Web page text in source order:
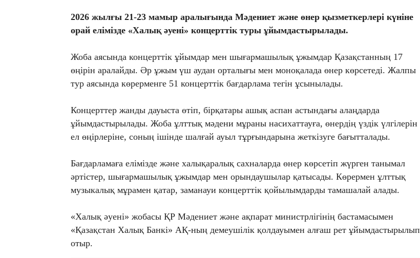
2026 жылғы 21-23 мамыр аралығында Мәдениет және өнер қызметкерлері күніне
орай елімізде «Халық әуені» концерттік туры ұйымдастырылады.
Жоба аясында концерттік ұйымдар мен шығармашылық ұжымдар Қазақстанның 17
өңірін аралайды. Әр ұжым үш аудан орталығы мен моноқалада өнер көрсетеді. Жалпы
тур аясында көрерменге 51 концерттік бағдарлама тегін ұсынылады.
Концерттер жанды дауыста өтіп, бірқатары ашық аспан астындағы алаңдарда
ұйымдастырылады. Жоба ұлттық мәдени мұраны насихаттауға, өнердің үздік үлгілерін
ел өңірлеріне, соның ішінде шалғай ауыл тұрғындарына жеткізуге бағытталады.
Бағдарламаға елімізде және халықаралық сахналарда өнер көрсетіп жүрген танымал
әртістер, шығармашылық ұжымдар мен орындаушылар қатысады. Көрермен ұлттық
музыкалық мұрамен қатар, заманауи концерттік қойылымдарды тамашалай алады.
«Халық әуені» жобасы ҚР Мәдениет және ақпарат министрлігінің бастамасымен
«Қазақстан Халық Банкі» АҚ-ның демеушілік қолдауымен алғаш рет ұйымдастырылып
отыр.